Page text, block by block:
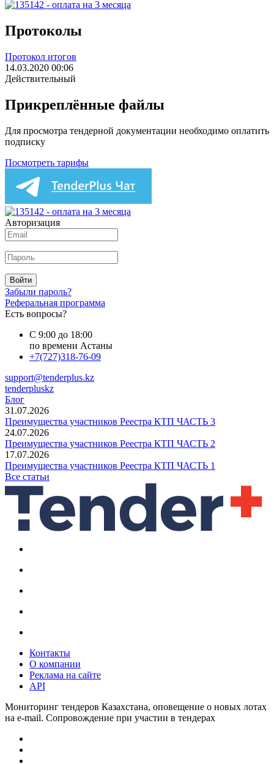
Протоколы
Протокол итогов
14.03.2020 00:06
Действительный
Прикреплённые файлы
Для просмотра тендерной документации необходимо оплатить
подписку
Посмотреть тарифы
Авторизация
Войти
Забыли пароль?
Реферальная программа
Есть вопросы?
С 9:00 до 18:00
по времени Астаны
+7(727)318-76-09
support@tenderplus.kz
tenderpluskz
Блог
31.07.2026
Преимущества участников Реестра КТП ЧАСТЬ 3
24.07.2026
Преимущества участников Реестра КТП ЧАСТЬ 2
17.07.2026
Преимущества участников Реестра КТП ЧАСТЬ 1
Все статьи
Контакты
О компании
Реклама на сайте
API
Мониторинг тендеров Казахстана, оповещение о новых лотах
на e-mail. Сопровождение при участии в тендерах